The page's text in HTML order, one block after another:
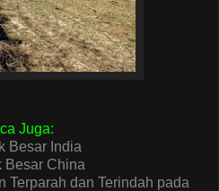
Juga:
Besar India
Besar China
Terparah dan Terindah pada